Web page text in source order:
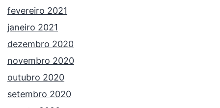
fevereiro 2021
janeiro 2021
dezembro 2020
novembro 2020
outubro 2020
setembro 2020